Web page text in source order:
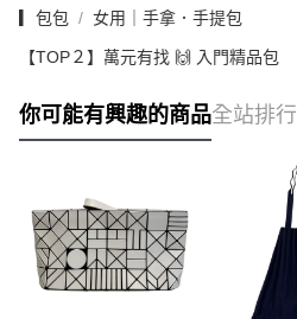
▎包包 女用｜手拿．手提包
【TOP２】萬元有找 🙌 入門精品包
你可能有興趣的商品全站排行